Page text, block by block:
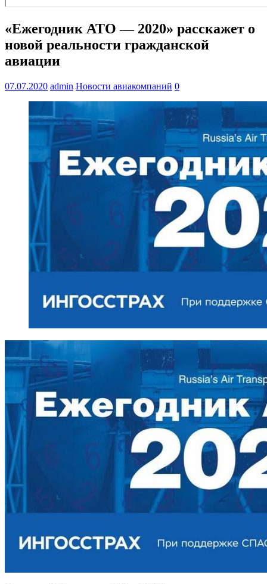
«Ежегодник АТО — 2020» расскажет о
новой реальности гражданской
авиации
07.07.2020 admin Новости авиакомпаний 0